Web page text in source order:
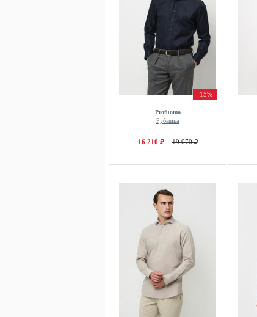
-15%
Profuomo
Рубашка
16 210 ₽ 19 070 ₽